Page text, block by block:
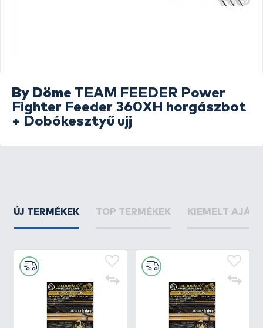
By Döme TEAM FEEDER Power
Fighter Feeder 360XH horgászbot
+ Dobókesztyű ujj
ÚJ TERMÉKEK TOP TERMÉKEK KIEMELT